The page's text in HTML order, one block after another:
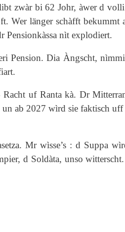
zwàr bi 62 Johr, àwer d
Wer länger schàfft bekummt
Pensionkàssa nìt explodiert.
Pension. Dia Àngscht,
uf Ranta kà. Dr
ab 2027 wìrd sie faktisch
Mr wìsse’s : d Suppa
d Soldàta, unso